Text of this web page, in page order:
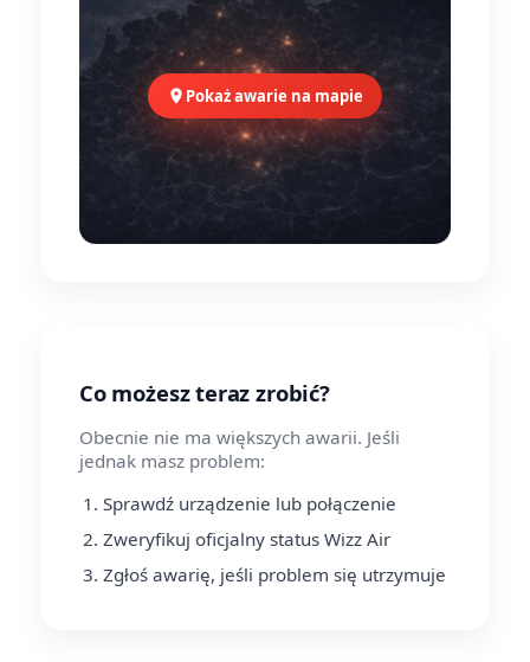
Pokaż awarie na mapie
Co możesz teraz zrobić?
Obecnie nie ma większych awarii. Jeśli
jednak masz problem:
Sprawdź urządzenie lub połączenie
Zweryfikuj oficjalny status Wizz Air
Zgłoś awarię, jeśli problem się utrzymuje